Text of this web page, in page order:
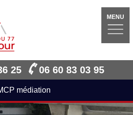
MENU
25 06 60 83 03 95
médiation